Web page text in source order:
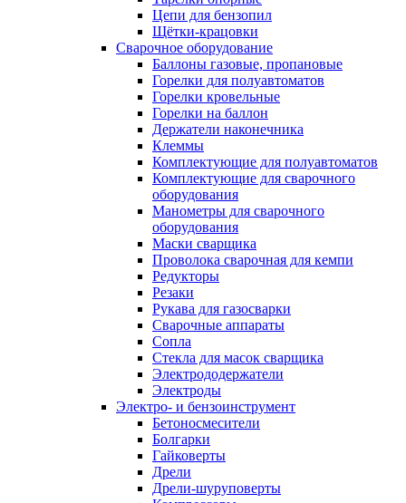
Цепи для бензопил
Щётки-крацовки
Сварочное оборудование
Баллоны газовые, пропановые
Горелки для полуавтоматов
Горелки кровельные
Горелки на баллон
Держатели наконечника
Клеммы
Комплектующие для полуавтоматов
Комплектующие для сварочного
оборудования
Манометры для сварочного
оборудования
Маски сварщика
Проволока сварочная для кемпи
Редукторы
Резаки
Рукава для газосварки
Сварочные аппараты
Сопла
Стекла для масок сварщика
Электрододержатели
Электроды
Электро- и бензоинструмент
Бетоносмесители
Болгарки
Гайковерты
Дрели
Дрели-шуруповерты